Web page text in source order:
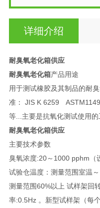
详细介绍
耐臭氧老化箱供应
耐臭氧老化箱产品用途
用于测试橡胶及其制品的耐
准： JIS K 6259
等...主要是抗氧化测试使用的
耐臭氧老化箱供应
主要技术参数
臭氧浓度:20～1000 pphm（
试验仓温度：测量范围室温
测量范围60%以上 试样架回
率:0.5Hz 。新型试样架（每